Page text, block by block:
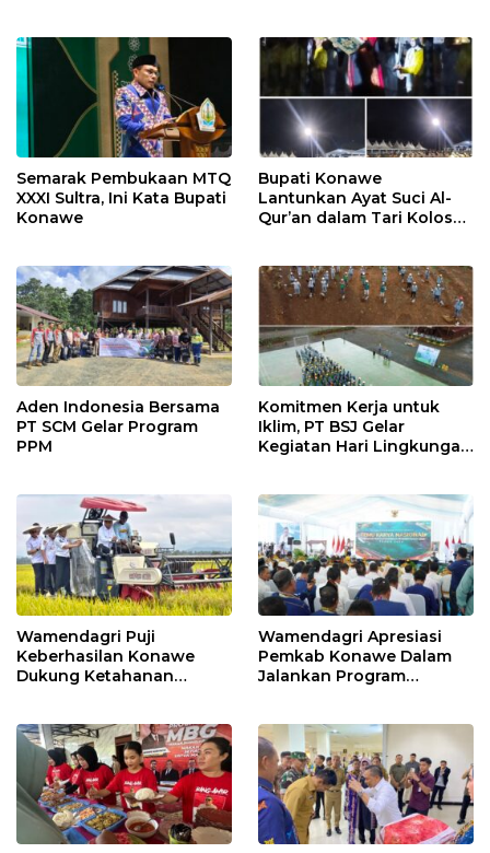
Semarak Pembukaan MTQ
XXXI Sultra, Ini Kata Bupati
Konawe
Bupati Konawe
Lantunkan Ayat Suci Al-
Qur’an dalam Tari Kolosal
Aden Indonesia Bersama
PT SCM Gelar Program
PPM
Komitmen Kerja untuk
Iklim, PT BSJ Gelar
Kegiatan Hari Lingkungan
Wamendagri Puji
Keberhasilan Konawe
Dukung Ketahanan
Wamendagri Apresiasi
Pemkab Konawe Dalam
Jalankan Program